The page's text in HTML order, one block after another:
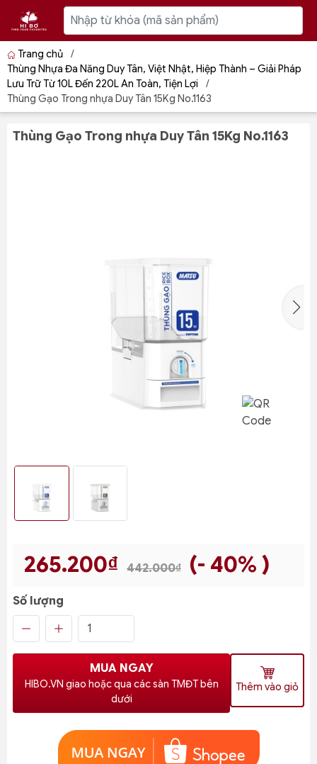
Trang chủ
/
Thùng Nhựa Đa Năng Duy Tân, Việt Nhật, Hiệp Thành – Giải Pháp
Lưu Trữ Từ 10L Đến 220L An Toàn, Tiện Lợi
/
Thùng Gạo Trong nhựa Duy Tân 15Kg No.1163
Thùng Gạo Trong nhựa Duy Tân 15Kg No.1163
265.200₫ 442.000₫ (- 40% )
Số lượng
MUA NGAY
HIBO.VN giao hoặc qua các sàn TMĐT bên
dưới
Thêm vào giỏ